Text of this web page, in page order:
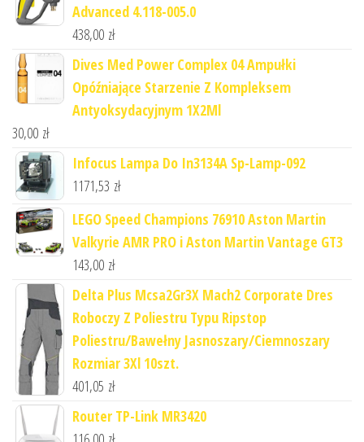
Advanced 4.118-005.0
438,00 zł
Dives Med Power Complex 04 Ampułki
Opóźniające Starzenie Z Kompleksem
Antyoksydacyjnym 1X2Ml
30,00 zł
Infocus Lampa Do In3134A Sp-Lamp-092
1171,53 zł
LEGO Speed Champions 76910 Aston Martin
Valkyrie AMR PRO i Aston Martin Vantage GT3
143,00 zł
Delta Plus Mcsa2Gr3X Mach2 Corporate Dres
Roboczy Z Poliestru Typu Ripstop
Poliestru/Bawełny Jasnoszary/Ciemnoszary
Rozmiar 3Xl 10szt.
401,05 zł
Router TP-Link MR3420